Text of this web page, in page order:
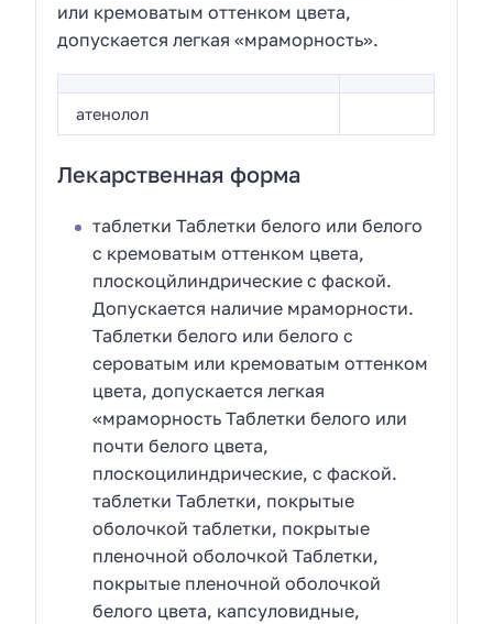
или кремоватым оттенком цвета,
допускается легкая «мраморность».
атенолол
Лекарственная форма
таблетки Таблетки белого или белого
с кремоватым оттенком цвета,
плоскоцйлиндрические с фаской.
Допускается наличие мраморности.
Таблетки белого или белого с
сероватым или кремоватым оттенком
цвета, допускается легкая
«мраморность Таблетки белого или
почти белого цвета,
плоскоцилиндрические, с фаской.
таблетки Таблетки, покрытые
оболочкой таблетки, покрытые
пленочной оболочкой Таблетки,
покрытые пленочной оболочкой
белого цвета, капсуловидные,